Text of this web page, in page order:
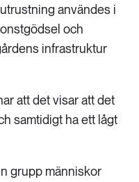
användes i
och
infrastruktur
att det visar att det
samtidigt ha ett lågt
grupp människor